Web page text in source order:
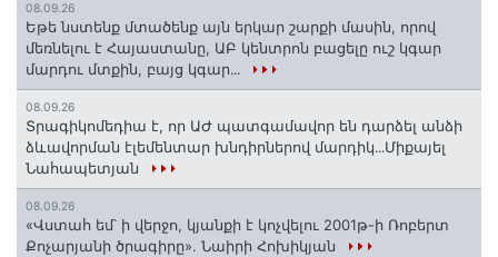
08.09.26
Եթե նստենք մտածենք այն երկար շարքի մասին, որով
մեռնելու է Հայաստանը, ԱԲ կենտրոն բացելը ուշ կգար
մարդու մտքին, բայց կգար․․․
08.09.26
Տրագիկոմեդիա է, որ ԱԺ պատգամավոր են դարձել անձի
ձևավորման էլեմենտար խնդիրներով մարդիկ․․․Միքայել
Նահապետյան
08.09.26
«Վստահ եմ՝ ի վերջո, կյանքի է կոչվելու 2001թ-ի Ռոբերտ
Քոչարյանի ծրագիրը». Նաիրի Հոխիկյան